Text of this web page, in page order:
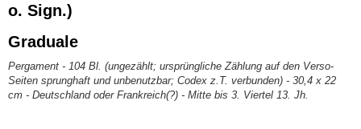
o. Sign.)
Graduale
Pergament - 104 Bl. (ungezählt; ursprüngliche Zählung auf den Verso-
Seiten sprunghaft und unbenutzbar; Codex z.T. verbunden) - 30,4 x 22
cm - Deutschland oder Frankreich(?) - Mitte bis 3. Viertel 13. Jh.